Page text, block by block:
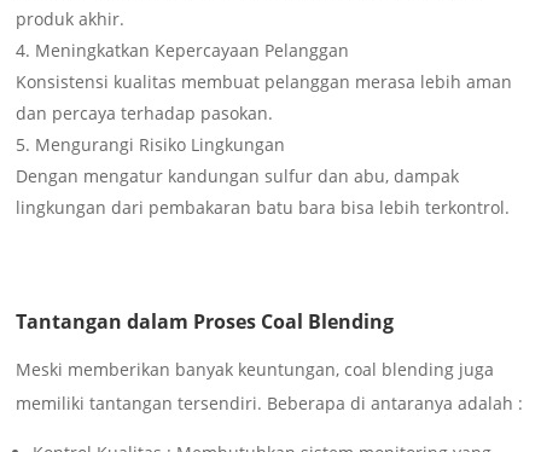
produk akhir.
Meningkatkan Kepercayaan Pelanggan
Konsistensi kualitas membuat pelanggan merasa lebih aman
dan percaya terhadap pasokan.
Mengurangi Risiko Lingkungan
Dengan mengatur kandungan sulfur dan abu, dampak
lingkungan dari pembakaran batu bara bisa lebih terkontrol.
Tantangan dalam Proses Coal Blending
Meski memberikan banyak keuntungan, coal blending juga
memiliki tantangan tersendiri. Beberapa di antaranya adalah :